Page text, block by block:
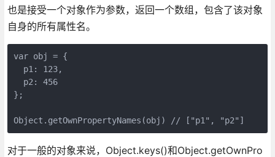
也是接受一个对象作为参数，返回一个数组，包含了该对象
自身的所有属性名。
var obj = {
  p1: 123,
  p2: 456
};
对于一般的对象来说，Object.keys()和Object.getOwnPro